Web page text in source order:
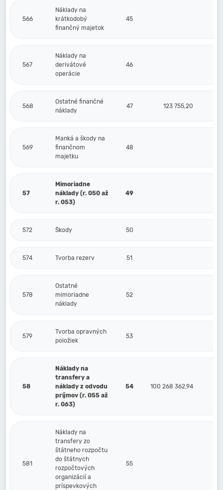
566
Náklady na
krátkodobý
finančný majetok
45
567
Náklady na
derivátové
operácie
46
568
Ostatné finančné
náklady
47 123 755,20
569
Manká a škody na
finančnom
majetku
48
57
Mimoriadne
náklady (r. 050 až
r. 053)
49
572 Škody 50
574 Tvorba rezerv 51
578
Ostatné
mimoriadne
náklady
52
579
Tvorba opravných
položiek
53
58
Náklady na
transfery a
náklady z odvodu
príjmov (r. 055 až
r. 063)
54 100 268 362,94
581
Náklady na
transfery zo
štátneho rozpočtu
do štátnych
rozpočtových
organizácií a
príspevkových
55